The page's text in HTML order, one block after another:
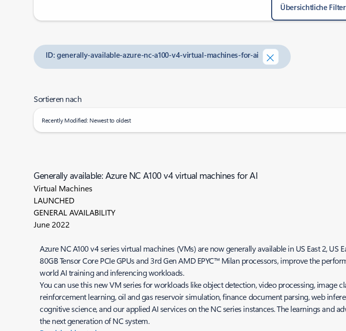
Übersichtliche Filter
ID: generally-available-azure-nc-a100-v4-virtual-machines-for-ai
Sortieren nach
Recently Modified: Newest to oldest
Generally available: Azure NC A100 v4 virtual machines for AI
Virtual Machines
LAUNCHED
GENERAL AVAILABILITY
June 2022
Azure NC A100 v4 series virtual machines (VMs) are now generally available in US East 2, US
80GB Tensor Core PCIe GPUs and 3rd Gen AMD EPYC™ Milan processors, improve the
world AI training and inferencing workloads.
You can use this new VM series for workloads like object detection, video processing,
reinforcement learning, oil and gas reservoir simulation, finance document parsing, web
cognitive science, and our applied AI services on the NC series instances. The learnings and
the next generation of NC system.